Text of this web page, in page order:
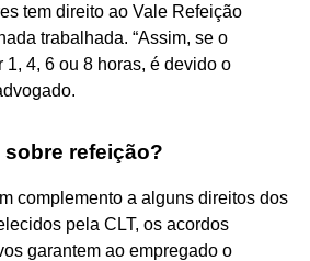
tem direito ao Vale Refeição
trabalhada. “Assim, se o
4, 6 ou 8 horas, é devido o
sobre refeição?
complemento a alguns direitos dos
pela CLT, os acordos
garantem ao empregado o